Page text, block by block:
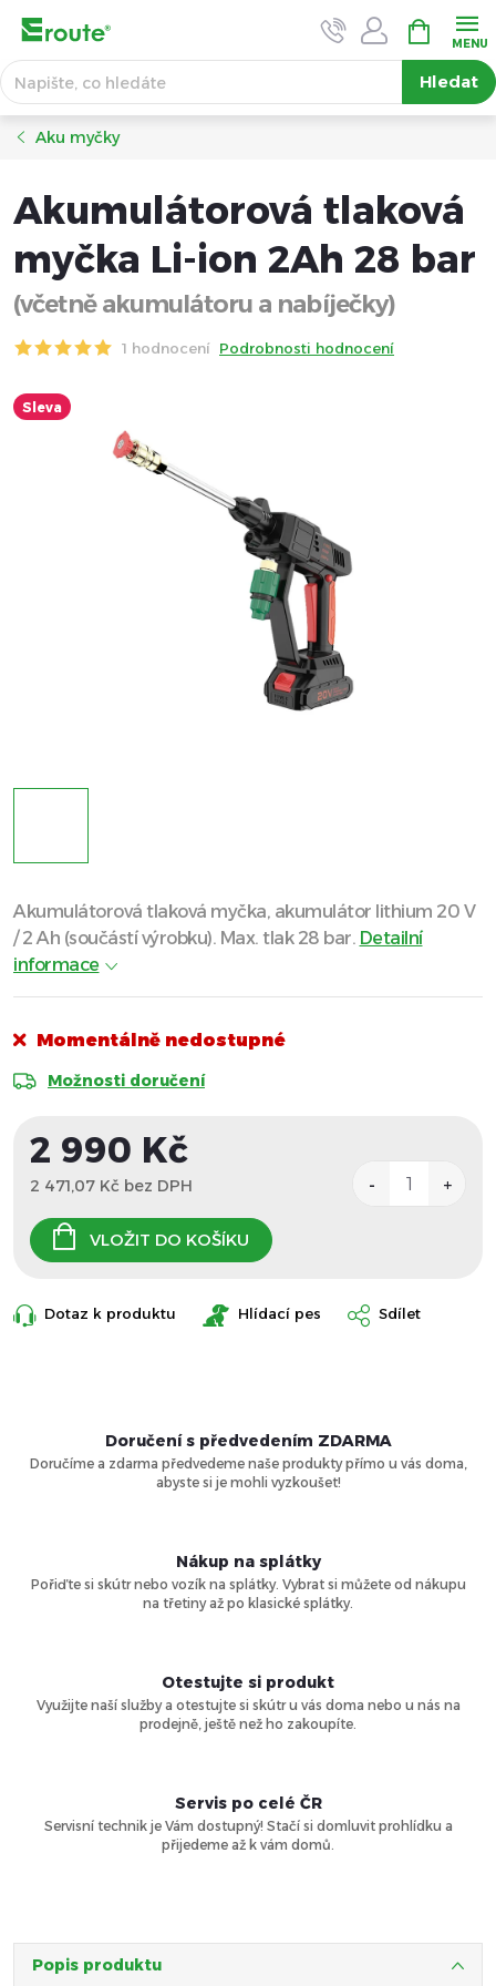
obsah
Hledat
NÁKUPNÍ
KOŠÍK
Aku myčky
Akumulátorová tlaková
myčka Li-ion 2Ah 28 bar
(včetně akumulátoru a nabíječky)
1 hodnocení Podrobnosti hodnocení
Sleva
Akumulátorová tlaková myčka, akumulátor lithium 20 V
/ 2 Ah (součástí výrobku). Max. tlak 28 bar. Detailní
informace
Momentálně nedostupné
Možnosti doručení
2 990 Kč
2 471,07 Kč bez DPH
cena:
VLOŽIT DO KOŠÍKU
Dotaz k produktu Hlídací pes Sdílet
Doručení s předvedením ZDARMA
Doručíme a zdarma předvedeme naše produkty přímo u vás doma,
abyste si je mohli vyzkoušet!
Nákup na splátky
Pořiďte si skútr nebo vozík na splátky. Vybrat si můžete od nákupu
na třetiny až po klasické splátky.
Otestujte si produkt
Využijte naší služby a otestujte si skútr u vás doma nebo u nás na
prodejně, ještě než ho zakoupíte.
Servis po celé ČR
Servisní technik je Vám dostupný! Stačí si domluvit prohlídku a
přijedeme až k vám domů.
Popis produktu